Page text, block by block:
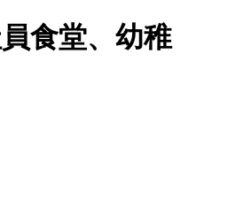
食堂、幼稚